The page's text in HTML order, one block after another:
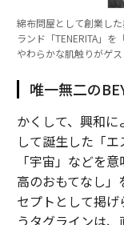
綿布問屋として創業し
ランド「TENERITA」
やわらかな肌触りがゲス
唯一無二の
かくして、興和
して誕生した「エ
「宇宙」などを
高のおもてなし
セプトとして掲げ
うタグラインは